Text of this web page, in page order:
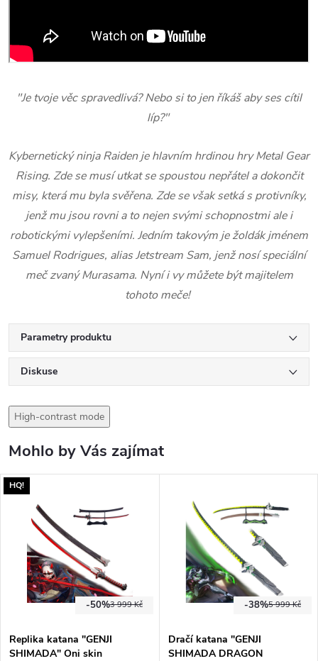
"Je tvoje věc spravedlivá? Nebo si to jen říkáš aby ses cítil
líp?"
Kybernetický ninja Raiden je hlavním hrdinou hry Metal Gear
Rising. Zde se musí utkat se spoustou nepřátel a dokončit
misy, která mu byla svěřena. Zde se však setká s protivníky,
jenž mu jsou rovni a to nejen svými schopnostmi ale i
robotickými vylepšeními. Jedním takovým je žoldák jménem
Samuel Rodrigues, alias Jetstream Sam, jenž nosí speciální
meč zvaný Murasama. Nyní i vy můžete být majitelem
tohoto meče!
Parametry produktu
Diskuse
High-contrast mode
Mohlo by Vás zajímat
HQ!
3 999 Kč
-50%
Replika katana "GENJI
SHIMADA" Oni skin
5 999 Kč
-38%
Dračí katana "GENJI
SHIMADA DRAGON